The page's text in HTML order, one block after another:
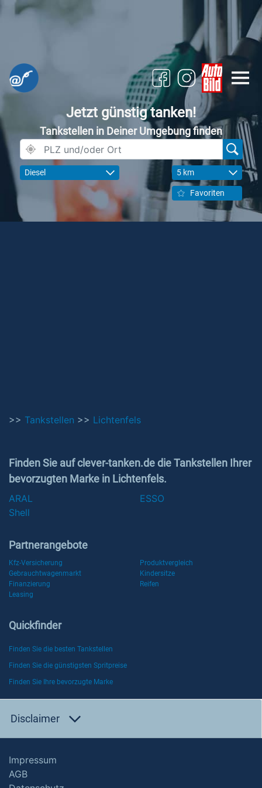
Jetzt günstig tanken!
Tankstellen in Deiner Umgebung finden
Diesel 5 km
Favoriten
>> Tankstellen >> Lichtenfels
Finden Sie auf clever-tanken.de die Tankstellen Ihrer
bevorzugten Marke in Lichtenfels.
ARAL
ESSO
Shell
Partnerangebote
Kfz-Versicherung
Produktvergleich
Gebrauchtwagenmarkt
Kindersitze
Finanzierung
Reifen
Leasing
Quickfinder
Finden Sie die besten Tankstellen
Finden Sie die günstigsten Spritpreise
Finden Sie Ihre bevorzugte Marke
Disclaimer
Impressum
AGB